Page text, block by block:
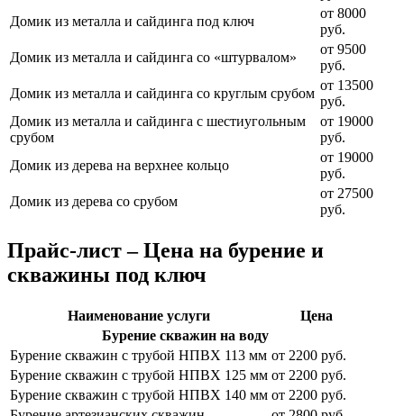
Домик из металла и сайдинга под ключ
от 8000
руб.
Домик из металла и сайдинга со «штурвалом»
от 9500
руб.
Домик из металла и сайдинга со круглым срубом
от 13500
руб.
Домик из металла и сайдинга с шестиугольным
срубом
от 19000
руб.
Домик из дерева на верхнее кольцо
от 19000
руб.
Домик из дерева со срубом
от 27500
руб.
Прайс-лист – Цена на бурение и
скважины под ключ
Наименование услуги
Цена
Бурение скважин на воду
Бурение скважин с трубой НПВХ 113 мм от 2200 руб.
Бурение скважин с трубой НПВХ 125 мм от 2200 руб.
Бурение скважин с трубой НПВХ 140 мм от 2200 руб.